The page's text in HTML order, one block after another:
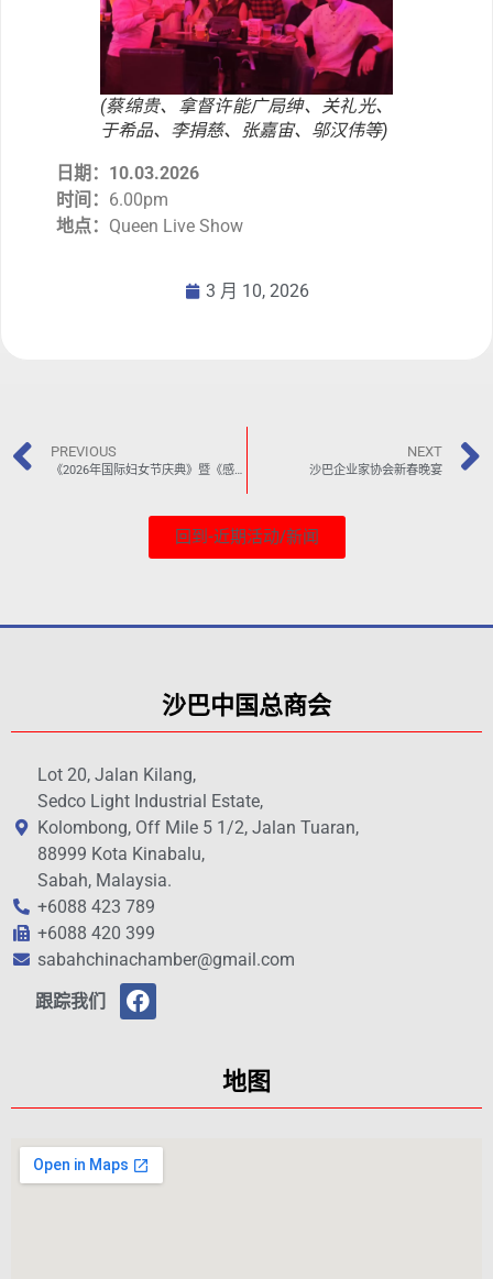
(蔡绵贵、拿督许能广局绅、关礼光、
于希品、李捐慈、张嘉宙、邬汉伟等)
日期：10.03.2026
时间： 6.00pm
地点： Queen Live Show
3 月 10, 2026
PREVIOUS NEXT
沙巴企业家协会新春晚宴
回到-近期活动/新闻
沙巴中国总商会
Lot 20, Jalan Kilang,
Sedco Light Industrial Estate,
Kolombong, Off Mile 5 1/2, Jalan Tuaran,
88999 Kota Kinabalu,
Sabah, Malaysia.
+6088 423 789
+6088 420 399
sabahchinachamber@gmail.com
跟踪我们
地图